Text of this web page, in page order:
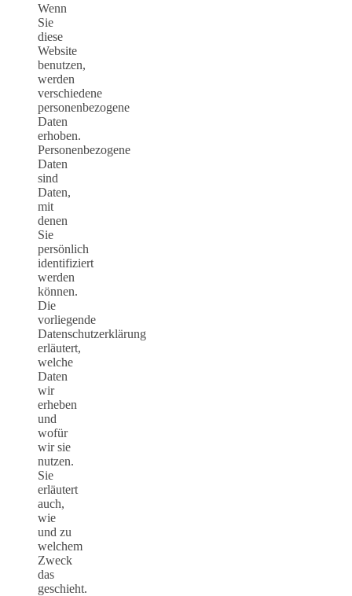
Wenn
Sie
diese
Website
benutzen,
werden
verschiedene
personenbezogene
Daten
erhoben.
Personenbezogene
Daten
sind
Daten,
mit
denen
Sie
persönlich
identifiziert
werden
können.
Die
vorliegende
Datenschutzerklärung
erläutert,
welche
Daten
wir
erheben
und
wofür
wir sie
nutzen.
Sie
erläutert
auch,
wie
und zu
welchem
Zweck
das
geschieht.